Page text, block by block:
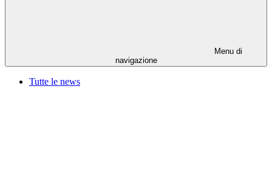
Menu di
navigazione
Tutte le news